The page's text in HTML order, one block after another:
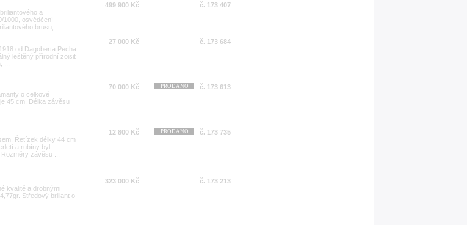
a
1000, osvědčení
brusu, ...
499 900 Kč č. 173 407
od Dagoberta Pecha
leštěný přírodní zoisit
...
27 000 Kč č. 173 684
o celkové
45 cm. Délka závěsu
70 000 Kč PRODÁNO č. 173 613
Řetízek délky 44 cm
a rubíny byl
závěsu ...
12 800 Kč PRODÁNO č. 173 735
kvalitě a drobnými
Středový briliant o
323 000 Kč č. 173 213